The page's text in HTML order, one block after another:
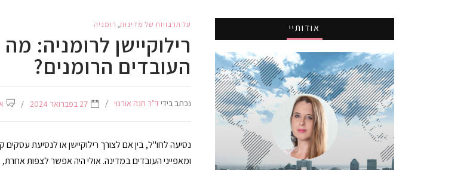
על תרבויות של מדינות, רומניה
רילוקיישן לרומניה:
העובדים הרומנים?
נכתב בידיד"ר חנה אורנוי 27 בפברואר 2024
נסיעה לחו"ל, בין אם לצורך רילוקיישן או לנסיעת
ומאפייני העובדים במדינה. אולי היה אפשר לצפות
אודותיי